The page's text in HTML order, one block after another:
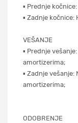
▪ Prednje
▪ Zadnje kočnice:
VEŠANJE
▪ Prednje
amortizerima;
▪ Zadnje vešanje:
amortizerima;
ODOBRENJE